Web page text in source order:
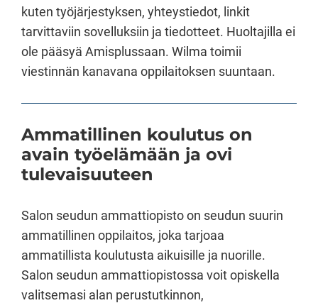
kuten työjärjestyksen, yhteystiedot, linkit
tarvittaviin sovelluksiin ja tiedotteet. Huoltajilla ei
ole pääsyä Amisplussaan. Wilma toimii
viestinnän kanavana oppilaitoksen suuntaan.
Ammatillinen koulutus on
avain työelämään ja ovi
tulevaisuuteen
Salon seudun ammattiopisto on seudun suurin
ammatillinen oppilaitos, joka tarjoaa
ammatillista koulutusta aikuisille ja nuorille.
Salon seudun ammattiopistossa voit opiskella
valitsemasi alan perustutkinnon,